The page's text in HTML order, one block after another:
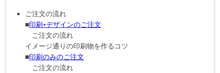
ご注文の流れ
■印刷+デザインのご注文
ご注文の流れ
イメージ通りの印刷物を作るコツ
■印刷のみのご注文
ご注文の流れ